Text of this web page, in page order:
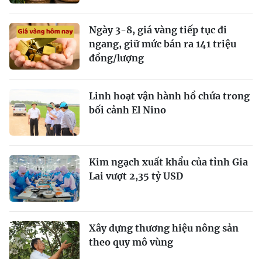
Ngày 3-8, giá vàng tiếp tục đi
ngang, giữ mức bán ra 141 triệu
đồng/lượng
Linh hoạt vận hành hồ chứa trong
bối cảnh El Nino
Kim ngạch xuất khẩu của tỉnh Gia
Lai vượt 2,35 tỷ USD
Xây dựng thương hiệu nông sản
theo quy mô vùng